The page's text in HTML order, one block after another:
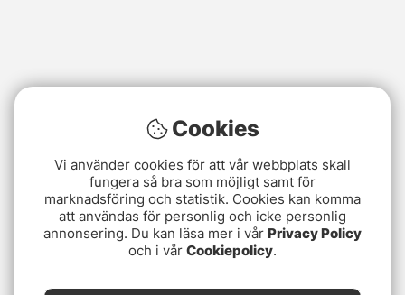
Cookies
Vi använder cookies för att vår webbplats skall
fungera så bra som möjligt samt för
marknadsföring och statistik. Cookies kan komma
att användas för personlig och icke personlig
annonsering. Du kan läsa mer i vår Privacy Policy
och i vår Cookiepolicy.